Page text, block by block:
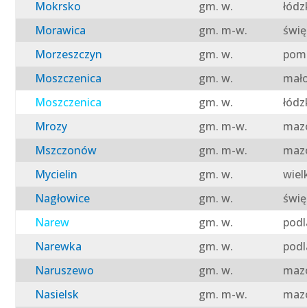
Mokrsko
gm. w.
Morawica
gm. m-w.
Morzeszczyn
gm. w.
Moszczenica
gm. w.
Moszczenica
gm. w.
Mrozy
gm. m-w.
Mszczonów
gm. m-w.
Mycielin
gm. w.
Nagłowice
gm. w.
Narew
gm. w.
Narewka
gm. w.
Naruszewo
gm. w.
Nasielsk
gm. m-w.